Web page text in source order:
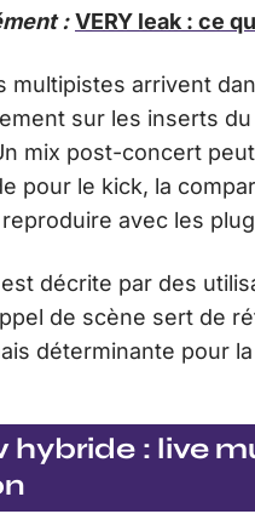
: VERY leak : ce
multipistes arrivent
sur les inserts
mix post-concert
pour le kick, la
avec les
décrite par des
de scène sert de
déterminante pour
: live